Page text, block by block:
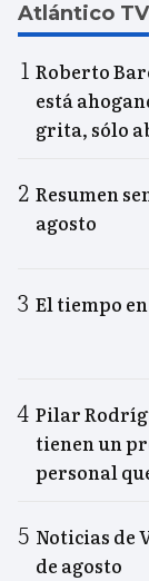
Atlántico TV
Roberto
está
grita, sólo
Resumen
agosto
El tiempo
Pilar
tienen un
personal
Noticias de
de agosto